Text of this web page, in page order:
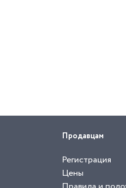
Продавцам
Регистрация
Цены